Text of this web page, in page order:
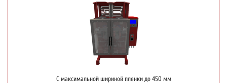
С максимальной шириной пленки до 450 мм